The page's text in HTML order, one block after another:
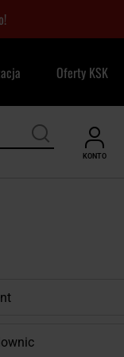
Oferty KSK
KONTO